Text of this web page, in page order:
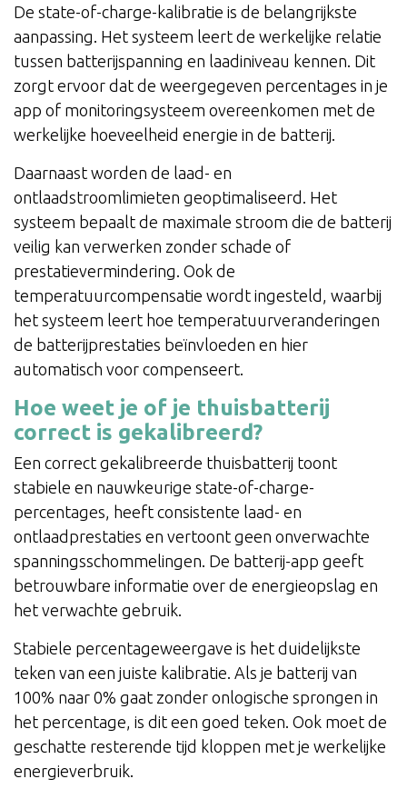
De state-of-charge-kalibratie is de belangrijkste
aanpassing. Het systeem leert de werkelijke relatie
tussen batterijspanning en laadiniveau kennen. Dit
zorgt ervoor dat de weergegeven percentages in je
app of monitoringsysteem overeenkomen met de
werkelijke hoeveelheid energie in de batterij.
Daarnaast worden de laad- en
ontlaadstroomlimieten geoptimaliseerd. Het
systeem bepaalt de maximale stroom die de batterij
veilig kan verwerken zonder schade of
prestatievermindering. Ook de
temperatuurcompensatie wordt ingesteld, waarbij
het systeem leert hoe temperatuurveranderingen
de batterijprestaties beïnvloeden en hier
automatisch voor compenseert.
Hoe weet je of je thuisbatterij
correct is gekalibreerd?
Een correct gekalibreerde thuisbatterij toont
stabiele en nauwkeurige state-of-charge-
percentages, heeft consistente laad- en
ontlaadprestaties en vertoont geen onverwachte
spanningsschommelingen. De batterij-app geeft
betrouwbare informatie over de energieopslag en
het verwachte gebruik.
Stabiele percentageweergave is het duidelijkste
teken van een juiste kalibratie. Als je batterij van
100% naar 0% gaat zonder onlogische sprongen in
het percentage, is dit een goed teken. Ook moet de
geschatte resterende tijd kloppen met je werkelijke
energieverbruik.